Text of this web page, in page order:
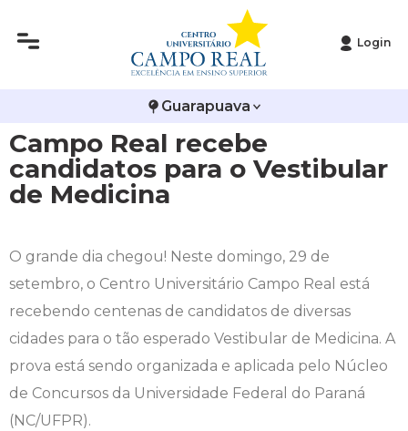
Login
Guarapuava
Campo Real recebe
candidatos para o Vestibular
de Medicina
O grande dia chegou! Neste domingo, 29 de
setembro, o Centro Universitário Campo Real está
recebendo centenas de candidatos de diversas
cidades para o tão esperado Vestibular de Medicina. A
prova está sendo organizada e aplicada pelo Núcleo
de Concursos da Universidade Federal do Paraná
(NC/UFPR).
Infraestrutura
Editais
Publicações Institucionais
Arquitetura e Urbanismo
Biomedicina
Ciências Contábeis
Direito
Enfermagem
Engenharia Agronômica
Engenharia Civil
Vestibular de Inverno
Vestibular de Medicina
2ª Via de Boleto
Atestado de Matrícula
Atividades Complementares e Sociais
Biblioteca
Calendário Acadêmico
Calendário de Provas
Carteirinha de Estudante
Central de Estágios - TCC
Avalie a Campo Real
Bolsas e Incentivos
CPA
COLAP
Comissão de Ética no Uso de Animais
Comitê de Ética em Pesquisa
Diploma Digital
Educação em Direitos Humanos